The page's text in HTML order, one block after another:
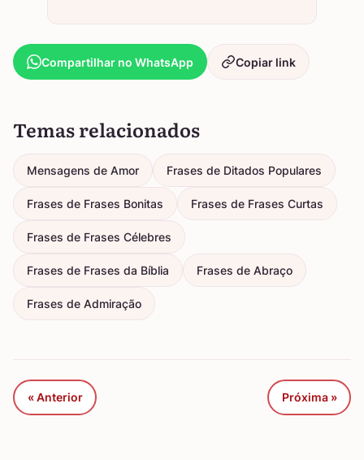
Compartilhar no WhatsApp Copiar link
Temas relacionados
Mensagens de Amor Frases de Ditados Populares
Frases de Frases Bonitas Frases de Frases Curtas
Frases de Frases Célebres
Frases de Frases da Bíblia Frases de Abraço
Frases de Admiração
« Anterior Próxima »